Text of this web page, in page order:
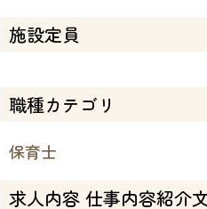
施設定員
職種カテゴリ
保育士
求人内容 仕事内容紹介